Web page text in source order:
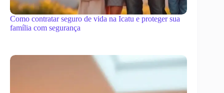
Como contratar seguro de vida na Icatu e proteger sua
família com segurança